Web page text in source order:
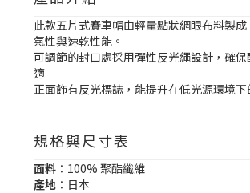
此款五片式賽車帽由輕量點狀網眼布料製
氣性與速乾性能。
可調節的封口處採用彈性反光繩設計，確
適
正面飾有反光標誌，能提升在低光源環境
規格與尺寸表
面料： 100% 聚酯纖維
產地： 日本